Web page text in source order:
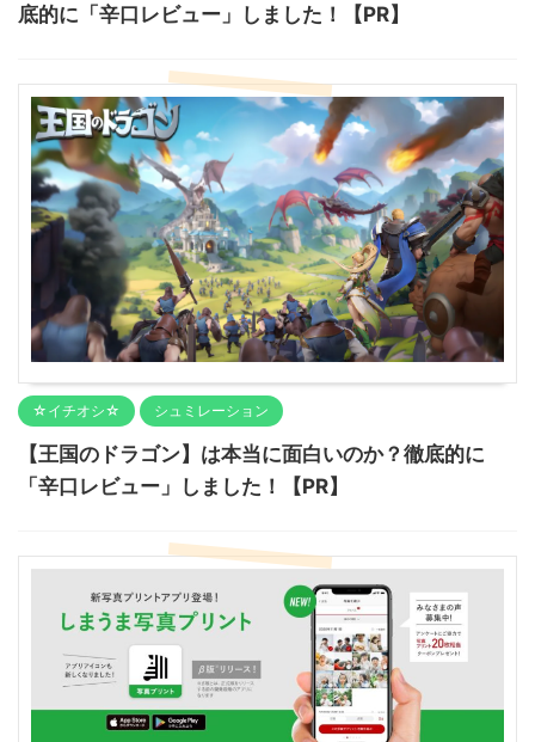
底的に「辛口レビュー」しました！【PR】
☆イチオシ☆ シュミレーション
【王国のドラゴン】は本当に面白いのか？徹底的に
「辛口レビュー」しました！【PR】